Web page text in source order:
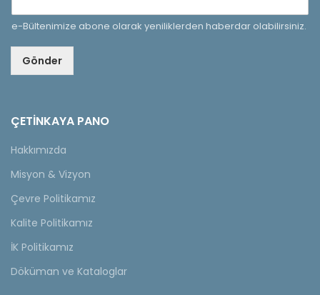
e-Bültenimize abone olarak yeniliklerden haberdar olabilirsiniz.
Gönder
ÇETINKAYA PANO
Hakkımızda
Misyon & Vizyon
Çevre Politikamız
Kalite Politikamız
İK Politikamız
Döküman ve Kataloglar